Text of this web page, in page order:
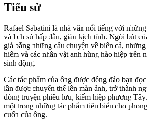
Tiểu sử
Rafael Sabatini là nhà văn nổi tiếng với
và lịch sử hấp dẫn, giàu kịch tính. Ngòi bút
giả bằng những câu chuyện về biển cả,
hiểm và các nhân vật anh hùng hào hiệp trên
sinh động.
Các tác phẩm của ông được đông đảo bạn
lần được chuyển thể lên màn ảnh, trở thành
dòng truyện phiêu lưu, kiếm hiệp phương
một trong những tác phẩm tiêu biểu cho
cuốn của ông.